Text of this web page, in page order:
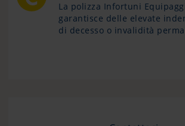
La polizza Infortuni
garantisce delle elevate
di decesso o invalidità